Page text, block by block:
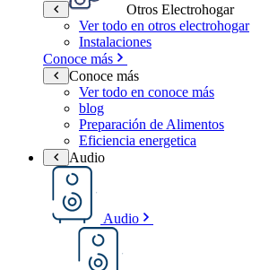
Otros Electrohogar
Ver todo en otros electrohogar
Instalaciones
Conoce más
Conoce más
Ver todo en conoce más
blog
Preparación de Alimentos
Eficiencia energetica
Audio
Audio